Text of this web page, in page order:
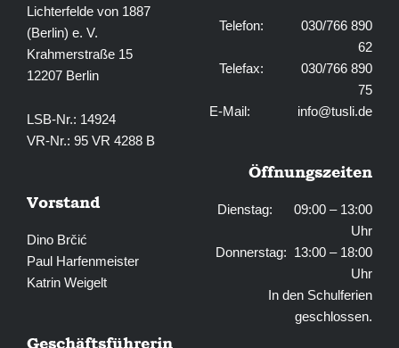
Lichterfelde von 1887
(Berlin) e. V.
Krahmerstraße 15
12207 Berlin
LSB-Nr.: 14924
VR-Nr.: 95 VR 4288 B
Vorstand
Dino Brčić
Paul Harfenmeister
Katrin Weigelt
Geschäftsführerin
Telefon: 030/766 890
62
Telefax: 030/766 890
75
E-Mail: info@tusli.de
Öffnungszeiten
Dienstag: 09:00 – 13:00
Uhr
Donnerstag: 13:00 – 18:00
Uhr
In den Schulferien
geschlossen.